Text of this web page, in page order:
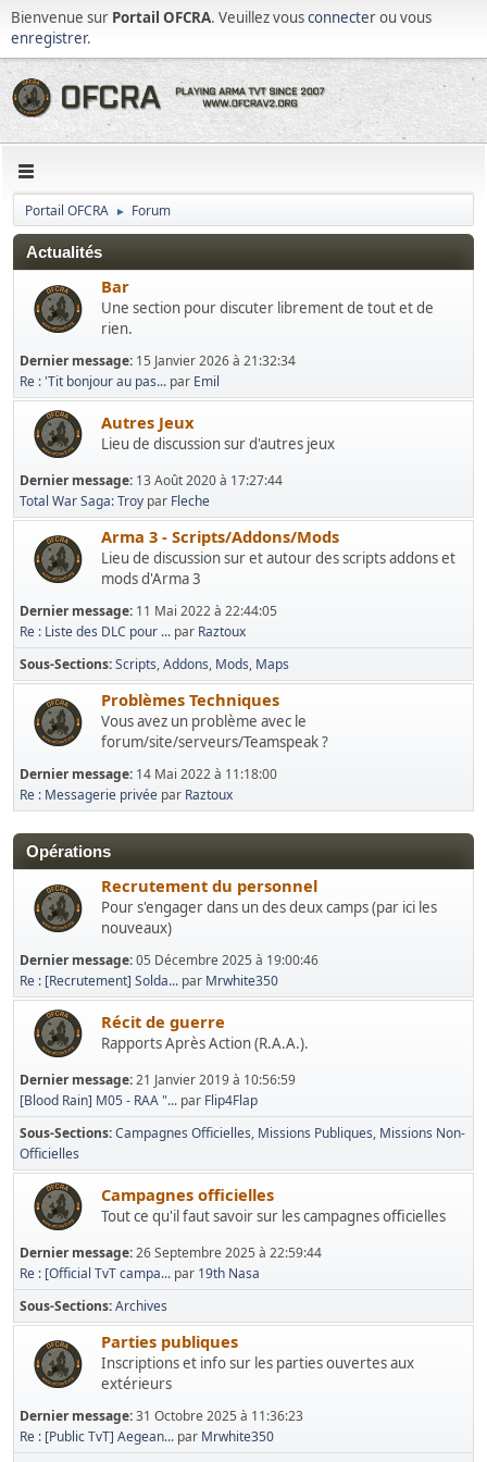
Bienvenue sur Portail OFCRA. Veuillez vousconnecterou vous
enregistrer.
Portail OFCRA ► Forum
Actualités
Bar
Une section pour discuter librement de tout et de
rien.
Dernier message: 15 Janvier 2026 à 21:32:34
Re : 'Tit bonjour au pas... par Emil
Autres Jeux
Lieu de discussion sur d'autres jeux
Dernier message: 13 Août 2020 à 17:27:44
Total War Saga: Troy par Fleche
Arma 3 - Scripts/Addons/Mods
Lieu de discussion sur et autour des scripts addons et
mods d'Arma 3
Dernier message: 11 Mai 2022 à 22:44:05
Re : Liste des DLC pour ... par Raztoux
Sous-Sections Scripts Addons Mods Maps
Problèmes Techniques
Vous avez un problème avec le
forum/site/serveurs/Teamspeak ?
Dernier message: 14 Mai 2022 à 11:18:00
Re : Messagerie privée par Raztoux
Opérations
Recrutement du personnel
Pour s'engager dans un des deux camps (par ici les
nouveaux)
Dernier message:05 Décembre 2025 à 19:00:46
Re : [Recrutement] Solda... par Mrwhite350
Récit de guerre
Rapports Après Action (R.A.A.).
Dernier message:21 Janvier 2019 à 10:56:59
[Blood Rain] M05 - RAA "... par Flip4Flap
Sous-Sections Campagnes Officielles Missions Publiques Missions Non-
Officielles
Campagnes officielles
Tout ce qu'il faut savoir sur les campagnes officielles
Dernier message:26 Septembre 2025 à 22:59:44
Re : [Official TvT campa... par 19th Nasa
Sous-Sections Archives
Parties publiques
Inscriptions et info sur les parties ouvertes aux
extérieurs
Dernier message:31 Octobre 2025 à 11:36:23
Re : [Public TvT] Aegean... par Mrwhite350